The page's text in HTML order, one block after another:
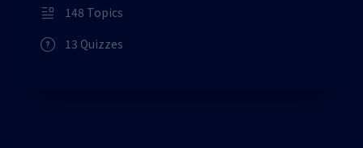
148 Topics
13 Quizzes